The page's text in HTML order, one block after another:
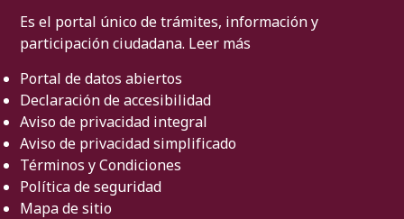
Es el portal único de trámites, información y
participación ciudadana. Leer más
Portal de datos abiertos
Declaración de accesibilidad
Aviso de privacidad integral
Aviso de privacidad simplificado
Términos y Condiciones
Política de seguridad
Mapa de sitio